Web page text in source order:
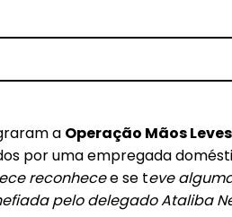
a Operação Mãos Leves
por uma empregada
reconhecee se teve
pelo delegado Ataliba